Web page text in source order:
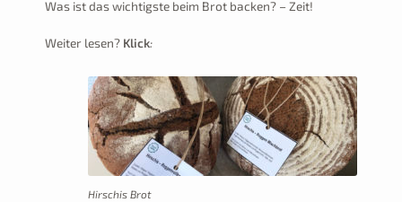
Was ist das wichtigste beim Brot backen? – Zeit!
Weiter lesen? Klick:
Hirschis Brot